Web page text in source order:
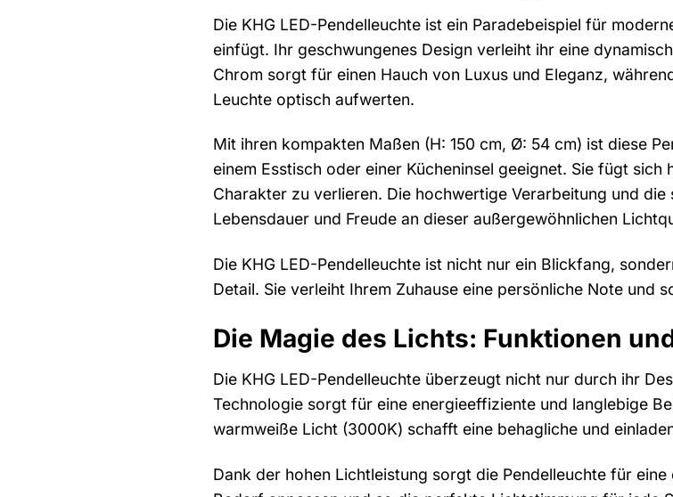
Die KHG LED-Pendelleuchte ist ein Paradebeispiel für
einfügt. Ihr geschwungenes Design verleiht ihr eine
Chrom sorgt für einen Hauch von Luxus und Eleganz,
Leuchte optisch aufwerten.
Mit ihren kompakten Maßen (H: 150 cm, Ø: 54 cm) ist diese
einem Esstisch oder einer Kücheninsel geeignet. Sie fügt
Charakter zu verlieren. Die hochwertige Verarbeitung und
Lebensdauer und Freude an dieser außergewöhnlichen
Die KHG LED-Pendelleuchte ist nicht nur ein Blickfang,
Detail. Sie verleiht Ihrem Zuhause eine persönliche Note und
Die Magie des Lichts: Funktionen
Die KHG LED-Pendelleuchte überzeugt nicht nur durch ihr
Technologie sorgt für eine energieeffiziente und langlebige
warmweiße Licht (3000K) schafft eine behagliche und
Dank der hohen Lichtleistung sorgt die Pendelleuchte für